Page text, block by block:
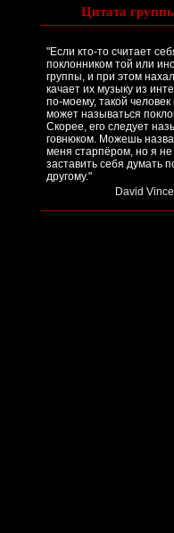
Цитата
"Если кто-то считает
поклонником той или
группы, и при этом
качает их музыку из
по-моему, такой человек
может называться
Скорее, его следует
говнюком. Можешь
меня старпёром, но я не
заставить себя думать
другому."
David